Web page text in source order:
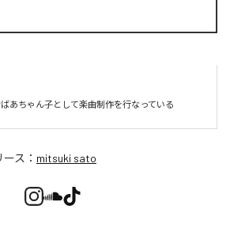
あちゃん子として楽曲制作を行なっている
ス： mitsuki sato